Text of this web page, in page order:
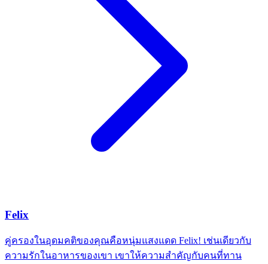
Felix
คู่ครองในอุดมคติของคุณคือหนุ่มแสงแดด Felix! เช่นเดียวกับ
ความรักในอาหารของเขา เขาให้ความสำคัญกับคนที่ทาน